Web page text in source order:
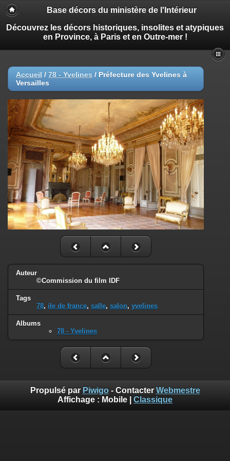
Base décors du ministère de l'Intérieur
Découvrez les décors historiques, insolites et atypiques
en Province, à Paris et en Outre-mer !
Accueil / 78 - Yvelines / Préfecture des Yvelines à
Versailles
Auteur
©Commission du film IDF
Tags
78, ile de france, salle, salon, yvelines
Albums
78 - Yvelines
Propulsé par Piwigo- Contacter Webmestre
Affichage : Mobile Classique